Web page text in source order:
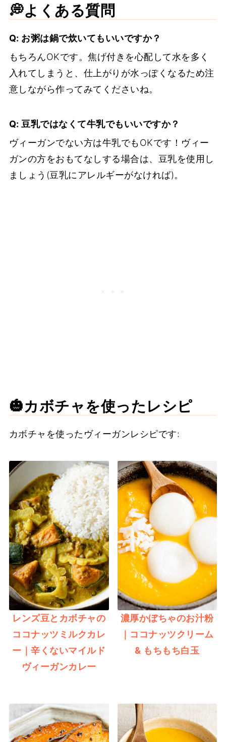
💭よくある質問
Q: お粥は鍋で炊いてもいいですか？
もちろんOKです。焦げ付きを心配して水を多く
入れてしまうと、仕上がりが水っぽくなるため注
意しながら作ってみてくださいね。
Q: 豆乳ではなくて牛乳でもいいですか？
ヴィーガンでない方は牛乳でもOKです！ヴィー
ガンの方をおもてなしする場合は、豆乳を使用し
ましょう(豆乳にアレルギーがなければ)。
🎃カボチャを使ったレシピ
カボチャを使ったヴィーガンレシピです:
レンズ豆とカボチャの
ココナッツミルクカレ
ー｜辛くないマイルド
ヴィーガンカレー
濃厚かぼちゃのお汁粉
｜ココナッツクリーム
& もちもち白玉